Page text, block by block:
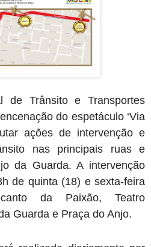
de Trânsito e Transportes
do espetáculo ‘Via
ações de intervenção e
nas principais ruas e
da Guarda. A intervenção
de quinta (18) e sexta-feira
da Paixão, Teatro
Guarda e Praça do Anjo.